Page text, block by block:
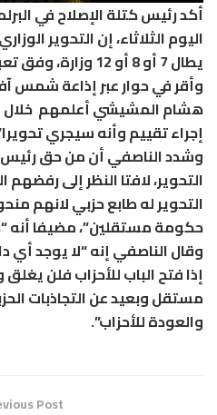
أكد رئيس كتلة الإصلاح في
اليوم الثلاثاء، إن التحوير
يطال 7 أو 8 أو 12 وزارة، وفق تعبيره.
وأقر في حوار عبر إذاعة شمس
هشام المشيشي أعلمهم خلال
إجراء تقييم وأنه سيجري
وشدد الناصفي أن من حق رئيس
التحوير، لافتا النظر إلى
التحوير له طابع حزبي لانهم
حكومة مستقلين”، مضيفا أنه
وقال الناصفي إنه “لا يوجد أي
إذا فتح الباب للأحزاب فلن
مستقل وبعيد عن التجاذبات
والعودة للأحزاب”.
Post